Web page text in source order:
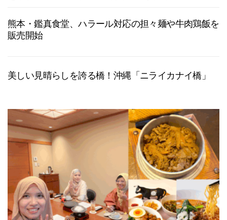
熊本・鑑真食堂、ハラール対応の担々麺や牛肉鶏飯を
販売開始
美しい見晴らしを誇る橋！沖縄「ニライカナイ橋」